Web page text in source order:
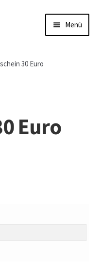
Menü
30 Euro
Euro